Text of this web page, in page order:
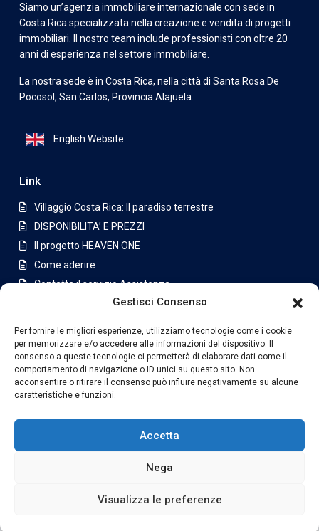
Gestisci Consenso
Per fornire le migliori esperienze, utilizziamo tecnologie come i cookie
per memorizzare e/o accedere alle informazioni del dispositivo. Il
consenso a queste tecnologie ci permetterà di elaborare dati come il
comportamento di navigazione o ID unici su questo sito. Non
acconsentire o ritirare il consenso può influire negativamente su alcune
caratteristiche e funzioni.
Accetta
Nega
Visualizza le preferenze
Siamo un’agenzia immobiliare internazionale con sede in
Costa Rica specializzata nella creazione e vendita di progetti
immobiliari. Il nostro team include professionisti con oltre 20
anni di esperienza nel settore immobiliare.
La nostra sede è in Costa Rica, nella città di Santa Rosa De
Pocosol, San Carlos, Provincia Alajuela.
English Website
Link
Villaggio Costa Rica: Il paradiso terrestre
DISPONIBILITA’ E PREZZI
Il progetto HEAVEN ONE
Come aderire
Contatta il servizio Assistenza
Appartamenti a San Jose
Latest Listing
Casa di lusso in condominio a
Jabon...
€630,000
Villa con piscina e ampio terreno i...
€1,175,000
Copyright London Estate SIX LTDA. All Rights Reserved.